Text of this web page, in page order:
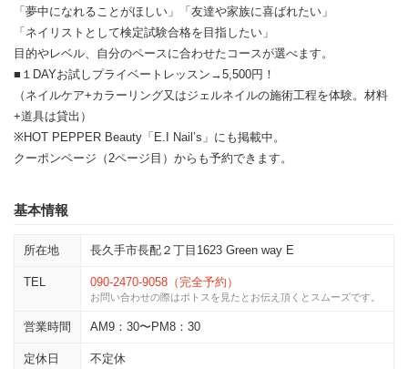
「夢中になれることがほしい」「友達や家族に喜ばれたい」
「ネイリストとして検定試験合格を目指したい」
目的やレベル、自分のペースに合わせたコースが選べます。
■１DAYお試しプライベートレッスン→5,500円！
（ネイルケア+カラーリング又はジェルネイルの施術工程を体験。材料
+道具は貸出）
※HOT PEPPER Beauty「E.I Nail’s」にも掲載中。
クーポンページ（2ページ目）からも予約できます。
基本情報
所在地 長久手市長配２丁目1623 Green way E
TEL 090-2470-9058（完全予約）
お問い合わせの際はポトスを見たとお伝え頂くとスムーズです。
営業時間 AM9：30〜PM8：30
定休日 不定休